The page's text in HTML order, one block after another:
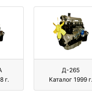
г.
Д-265
Каталог 1999 г.